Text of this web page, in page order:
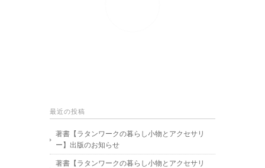
最近の投稿
著書【ラタンワークの暮らし小物とアクセサリ
ー】出版のお知らせ
著書【ラタンワークの暮らし小物とアクセサリ